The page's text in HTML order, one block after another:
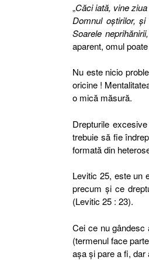
„Căci iată, vine
Domnul oştirilor,
Soarele
aparent, omul
Nu este nicio
oricine !
o mică măsură.
Drepturile
trebuie să fie
formată din
Levitic 25, este un
precum şi ce
(Levitic 25 : 23).
Cei ce nu gândesc
(termenul face
aşa şi pare a fi, dar